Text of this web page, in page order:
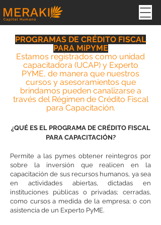
PROGRAMAS DE CRÉDITO FISCAL
PARA MiPYME
Estamos registrados como unidad
capacitadora (UCAP) y Experto
PYME, de manera que nuestros
cursos y asesoramientos que
brindamos pueden canalizarse a
través del Régimen de Crédito Fiscal
para Capacitación.
¿QUÉ ES EL PROGRAMA DE CRÉDITO FISCAL
PARA CAPACITACIÓN?
Permite a las pymes obtener reintegros por
sobre la inversión que realicen en la
capacitación de sus recursos humanos, ya sea
en actividades abiertas, dictadas en
instituciones públicas o privadas; cerradas,
como cursos a medida de la empresa; o con
asistencia de un Experto PyME.